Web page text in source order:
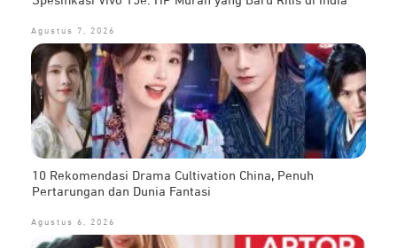
Agustus 7, 2026
10 Rekomendasi Drama Cultivation China, Penuh
Pertarungan dan Dunia Fantasi
Agustus 6, 2026